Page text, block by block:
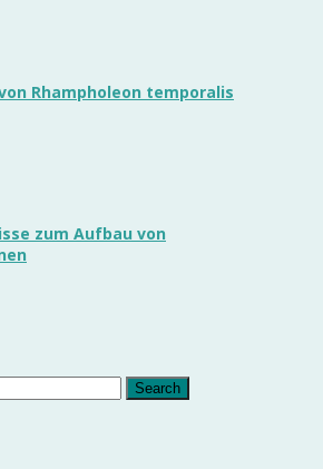
Rhampholeon temporalis
zum Aufbau von